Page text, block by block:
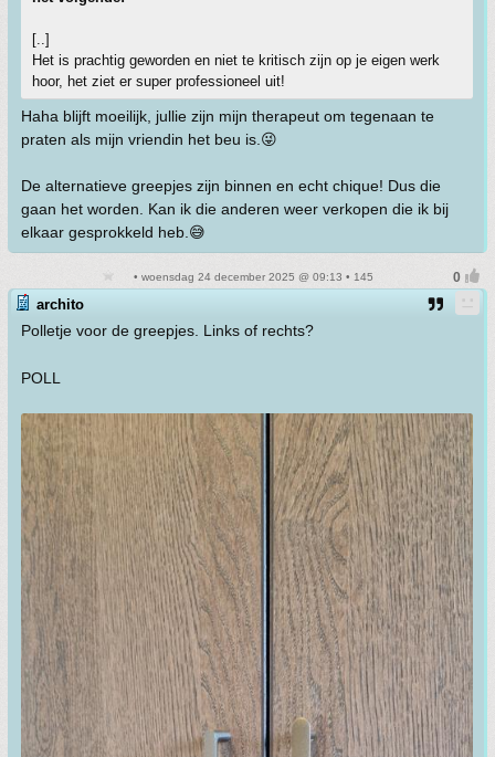
[..]
Het is prachtig geworden en niet te kritisch zijn op je eigen werk
hoor, het ziet er super professioneel uit!
Haha blijft moeilijk, jullie zijn mijn therapeut om tegenaan te
praten als mijn vriendin het beu is.😜
De alternatieve greepjes zijn binnen en echt chique! Dus die
gaan het worden. Kan ik die anderen weer verkopen die ik bij
elkaar gesprokkeld heb.😅
• woensdag 24 december 2025 @ 09:13 • 145
archito
Polletje voor de greepjes. Links of rechts?
POLL